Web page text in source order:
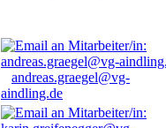
andreas.graegel@vg-
aindling.de